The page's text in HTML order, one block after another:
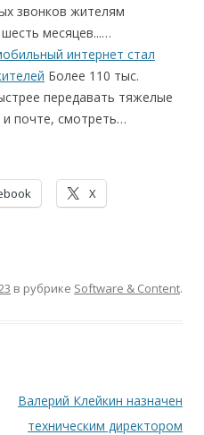
звонков жителям
месяцев...…
интернет стал
Более 110 тыс.
передавать тяжелые
почте, смотреть…
X
в рубрике Software & Content.
Валерий Клейкин назначен
техническим директором